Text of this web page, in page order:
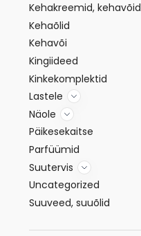
Kehakreemid, kehavõid
Kehaõlid
Kehavõi
Kingiideed
Kinkekomplektid
Lastele
Näole
Päikesekaitse
Parfüümid
Suutervis
Uncategorized
Suuveed, suuõlid